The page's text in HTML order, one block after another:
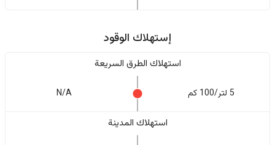
إستهلاك الوقود
استهلاك الطرق السريعة
5 لتر/100 كم N/A
استهلاك المدينة